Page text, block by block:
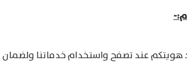
عند تصفح واستخدام خدماتنا ولضمان